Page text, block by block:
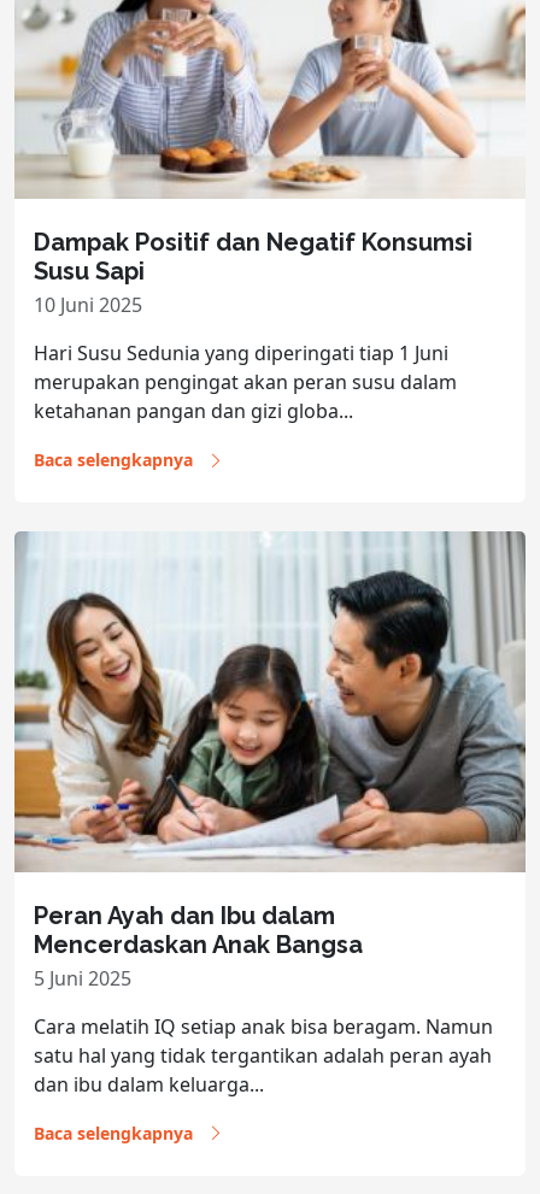
Dampak Positif dan Negatif Konsumsi
Susu Sapi
10 Juni 2025
Hari Susu Sedunia yang diperingati tiap 1 Juni
merupakan pengingat akan peran susu dalam
ketahanan pangan dan gizi globa...
Baca selengkapnya
Peran Ayah dan Ibu dalam
Mencerdaskan Anak Bangsa
5 Juni 2025
Cara melatih IQ setiap anak bisa beragam. Namun
satu hal yang tidak tergantikan adalah peran ayah
dan ibu dalam keluarga...
Baca selengkapnya